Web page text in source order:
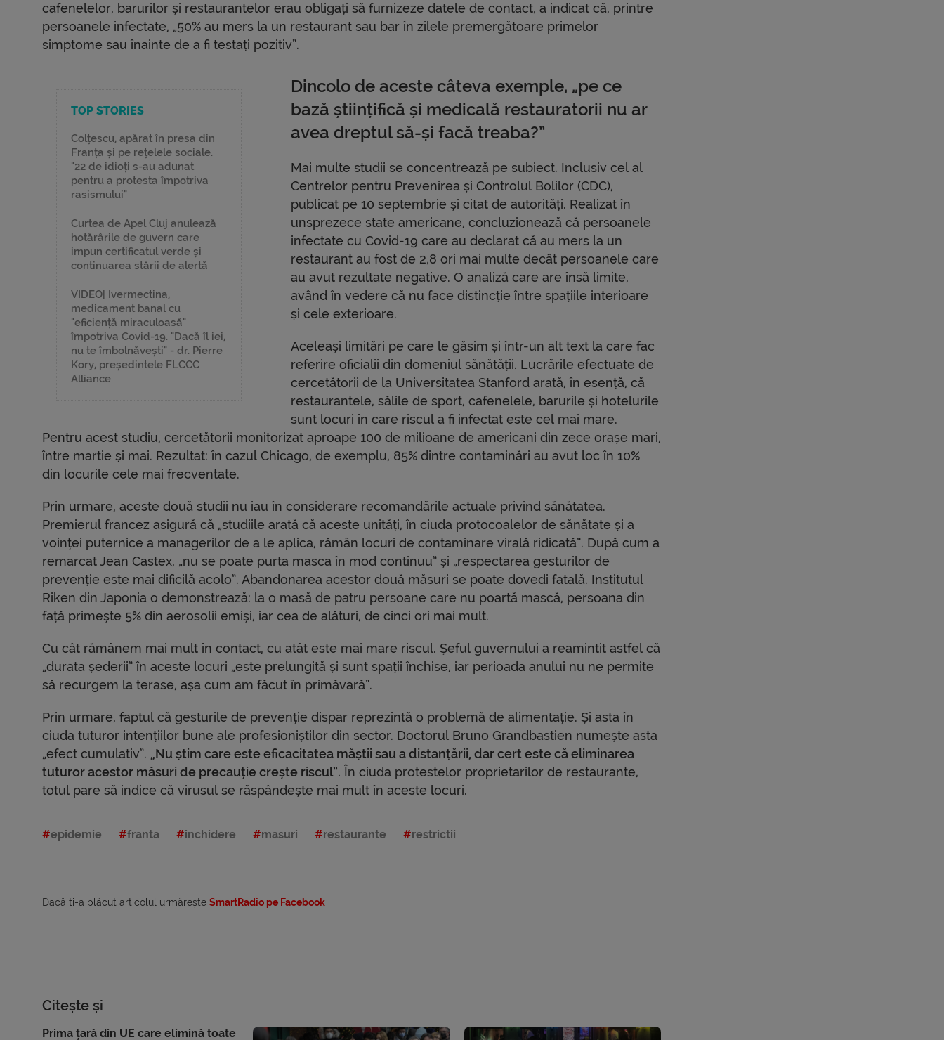
cafenelelor, barurilor și restaurantelor erau obligați să furnizeze datele de contact, a indicat că, printre
persoanele infectate, „50% au mers la un restaurant sau bar în zilele premergătoare primelor
simptome sau înainte de a fi testați pozitiv”.
TOP STORIES
Colțescu, apărat în presa din
Franța și pe rețelele sociale.
"22 de idioți s-au adunat
pentru a protesta împotriva
rasismului"
Curtea de Apel Cluj anulează
hotărârile de guvern care
impun certificatul verde și
continuarea stării de alertă
VIDEO| Ivermectina,
medicament banal cu
"eficiență miraculoasă"
împotriva Covid-19. "Dacă îl iei,
nu te îmbolnăvești" - dr. Pierre
Kory, președintele FLCCC
Alliance
Dincolo de aceste câteva exemple, „pe ce
bază științifică și medicală restauratorii nu ar
avea dreptul să-și facă treaba?”
Mai multe studii se concentrează pe subiect. Inclusiv cel al
Centrelor pentru Prevenirea și Controlul Bolilor (CDC),
publicat pe 10 septembrie și citat de autorități. Realizat în
unsprezece state americane, concluzionează că persoanele
infectate cu Covid-19 care au declarat că au mers la un
restaurant au fost de 2,8 ori mai multe decât persoanele care
au avut rezultate negative. O analiză care are însă limite,
având în vedere că nu face distincție între spațiile interioare
și cele exterioare.
Aceleași limitări pe care le găsim și într-un alt text la care fac
referire oficialii din domeniul sănătății. Lucrările efectuate de
cercetătorii de la Universitatea Stanford arată, în esență, că
restaurantele, sălile de sport, cafenelele, barurile și hotelurile
sunt locuri în care riscul a fi infectat este cel mai mare.
Pentru acest studiu, cercetătorii monitorizat aproape 100 de milioane de americani din zece orașe mari,
între martie și mai. Rezultat: în cazul Chicago, de exemplu, 85% dintre contaminări au avut loc în 10%
din locurile cele mai frecventate.
Prin urmare, aceste două studii nu iau în considerare recomandările actuale privind sănătatea.
Premierul francez asigură că „studiile arată că aceste unități, în ciuda protocoalelor de sănătate și a
voinței puternice a managerilor de a le aplica, rămân locuri de contaminare virală ridicată”. După cum a
remarcat Jean Castex, „nu se poate purta masca în mod continuu” și „respectarea gesturilor de
prevenție este mai dificilă acolo”. Abandonarea acestor două măsuri se poate dovedi fatală. Institutul
Riken din Japonia o demonstrează: la o masă de patru persoane care nu poartă mască, persoana din
față primește 5% din aerosolii emiși, iar cea de alături, de cinci ori mai mult.
Cu cât rămânem mai mult în contact, cu atât este mai mare riscul. Șeful guvernului a reamintit astfel că
„durata șederii” în aceste locuri „este prelungită și sunt spații închise, iar perioada anului nu ne permite
să recurgem la terase, așa cum am făcut în primăvară”.
Prin urmare, faptul că gesturile de prevenție dispar reprezintă o problemă de alimentație. Și asta în
ciuda tuturor intențiilor bune ale profesioniștilor din sector. Doctorul Bruno Grandbastien numește asta
„efect cumulativ”. „Nu știm care este eficacitatea măștii sau a distanțării, dar cert este că eliminarea
tuturor acestor măsuri de precauție crește riscul”. În ciuda protestelor proprietarilor de restaurante,
totul pare să indice că virusul se răspândește mai mult în aceste locuri.
epidemie franta inchidere masuri restaurante restrictii
Dacă ti-a plăcut articolul urmărește SmartRadio pe Facebook
Citește și
Prima țară din UE care elimină toate